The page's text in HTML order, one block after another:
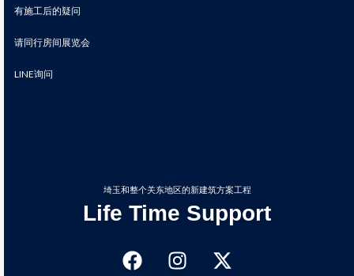
有施工后的疑问
请同行房间展览会
LINE询问
埼玉和整个关东地区的新建筑方案工程
Life Time Support